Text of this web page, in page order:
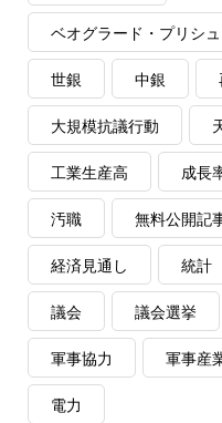
ベオグラード・プリシ
世銀 中銀
大規模抗議行動
工業生産高 成長
汚職 無料公開記
経済見通し 統計
議会 議会選挙
軍事協力 軍事産
電力